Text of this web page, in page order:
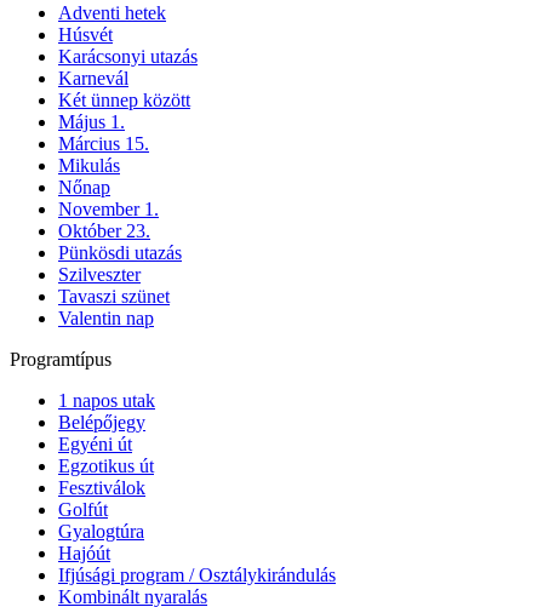
Adventi hetek
Húsvét
Karácsonyi utazás
Karnevál
Két ünnep között
Május 1.
Március 15.
Mikulás
Nőnap
November 1.
Október 23.
Pünkösdi utazás
Szilveszter
Tavaszi szünet
Valentin nap
Programtípus
1 napos utak
Belépőjegy
Egyéni út
Egzotikus út
Fesztiválok
Golfút
Gyalogtúra
Hajóút
Ifjúsági program / Osztálykirándulás
Kombinált nyaralás